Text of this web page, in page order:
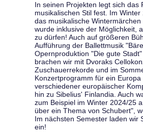
In seinen Projekten legt sich das
musikalischen Stil fest. Im
das musikalische
wurde inklusive der Möglichkeit,
zu dürfen! Auch auf größeren
Aufführung der Ballettmusik
Opernproduktion "Die gute
brachen wir mit Dvoraks
Zuschauerrekorde und im
Konzertprogramm für ein
verschiedener europäischer
hin zu Sibelius' Finlandia. Auch
zum Beispiel im Winter 2024/25
über ein Thema von Schubert",
Im nächsten Semester laden wir
ein!